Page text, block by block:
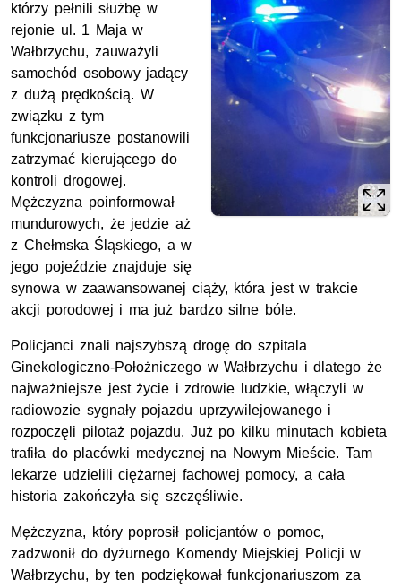
którzy pełnili służbę w
rejonie ul. 1 Maja w
Wałbrzychu, zauważyli
samochód osobowy jadący
z dużą prędkością. W
związku z tym
funkcjonariusze postanowili
zatrzymać kierującego do
kontroli drogowej.
Mężczyzna poinformował
mundurowych, że jedzie aż
z Chełmska Śląskiego, a w
jego pojeździe znajduje się
synowa w zaawansowanej ciąży, która jest w trakcie
akcji porodowej i ma już bardzo silne bóle.
Policjanci znali najszybszą drogę do szpitala
Ginekologiczno-Położniczego w Wałbrzychu i dlatego że
najważniejsze jest życie i zdrowie ludzkie, włączyli w
radiowozie sygnały pojazdu uprzywilejowanego i
rozpoczęli pilotaż pojazdu. Już po kilku minutach kobieta
trafiła do placówki medycznej na Nowym Mieście. Tam
lekarze udzielili ciężarnej fachowej pomocy, a cała
historia zakończyła się szczęśliwie.
Mężczyzna, który poprosił policjantów o pomoc,
zadzwonił do dyżurnego Komendy Miejskiej Policji w
Wałbrzychu, by ten podziękował funkcjonariuszom za